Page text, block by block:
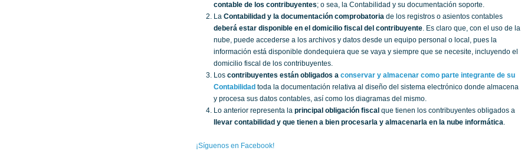
contable de los contribuyentes; o sea, la Contabilidad y su documentación soporte.
La Contabilidad y la documentación comprobatoria de los registros o asientos contables
deberá estar disponible en el domicilio fiscal del contribuyente. Es claro que, con el uso de la
nube, puede accederse a los archivos y datos desde un equipo personal o local, pues la
información está disponible dondequiera que se vaya y siempre que se necesite, incluyendo el
domicilio fiscal de los contribuyentes.
Los contribuyentes están obligados a conservar y almacenar como parte integrante de su
Contabilidad toda la documentación relativa al diseño del sistema electrónico donde almacena
y procesa sus datos contables, así como los diagramas del mismo.
Lo anterior representa la principal obligación fiscal que tienen los contribuyentes obligados a
llevar contabilidad y que tienen a bien procesarla y almacenarla en la nube informática.
¡Síguenos en Facebook!